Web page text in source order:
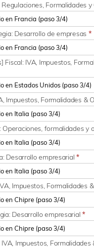
Formalidades
Desarrollo de empresas *
Fiscal: IVA, Impuestos,
Impuestos, Formalidades &
Operaciones, formalidades y
Desarrollo empresarial*
Impuestos, Formalidades
Desarrollo empresarial*
IVA, Impuestos,